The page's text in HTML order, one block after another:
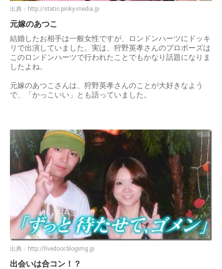
出典： http://static.pinky-media.jp
元嫁のあつこ
結婚したお相手は一般女性ですが、ロンドンハーツにドッキ
リで出演していました。実は、狩野英孝さんのプロポーズは
このロンドンハーツで行われたことでもかなり話題になりま
したよね。
元嫁のあつこさんは、狩野英孝さんのことが大好きなよう
で、「かっこいい」とも語っていました。
出典： http://livedoor.blogimg.jp
出会いは合コン！？